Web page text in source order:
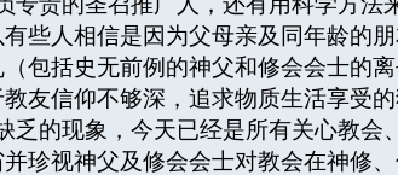
些人相信是因为父母亲及同年龄的
（包括史无前例的神父和修会会士的
友信仰不够深，追求物质生活享受的
的现象，今天已经是所有关心教会
珍视神父及修会会士对教会在神修